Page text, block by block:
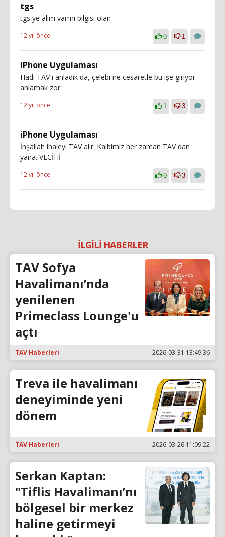
tgs
tgs ye alım varmı bilgisi olan
12 yıl önce 0 1
iPhone Uygulaması
Hadi TAV ı anladık da, çelebi ne cesaretle bu işe giriyor
anlamak zor
12 yıl önce 1 3
iPhone Uygulaması
İnşallah ihaleyi TAV alır. Kalbimiz her zaman TAV dan
yana. VECİHİ
12 yıl önce 0 3
İLGİLİ HABERLER
TAV Sofya
Havalimanı’nda
yenilenen
Primeclass Lounge'u
açtı
TAV Haberleri 2026-03-31 13:49:36
Treva ile havalimanı
deneyiminde yeni
dönem
TAV Haberleri 2026-03-26 11:09:22
Serkan Kaptan:
"Tiflis Havalimanı’nı
bölgesel bir merkez
haline getirmeyi